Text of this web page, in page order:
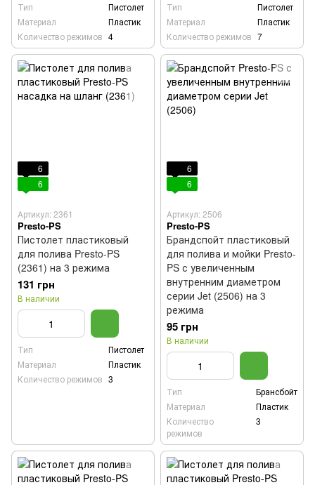
Тип
Пистолет
Материал
Пластик
Количество режимов 4
Тип
Пистолет
Материал
Пластик
Количество режимов 7
6
6
Артикул: 2361
Presto-PS
Пистолет пластиковый
для полива Presto-PS
(2361) на 3 режима
131 грн
В наличии
Тип
Пистолет
Материал
Пластик
Количество режимов 3
6
6
Артикул: 2506
Presto-PS
Брандспойт пластиковый
для полива и мойки Presto-
PS с увеличенным
внутренним диаметром
серии Jet (2506) на 3
режима
95 грн
В наличии
Тип
Брансбойт
Материал
Пластик
Количество
режимов
3